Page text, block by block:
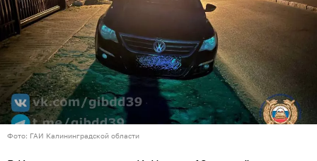
Фото: ГАИ Калининградской области